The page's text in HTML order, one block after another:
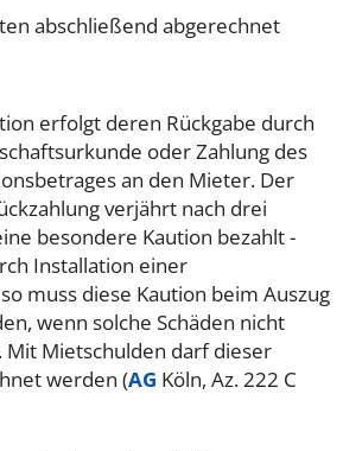
abschließend abgerechnet
erfolgt deren Rückgabe durch
oder Zahlung des
an den Mieter. Der
verjährt nach drei
besondere Kaution bezahlt -
Installation einer
muss diese Kaution beim Auszug
wenn solche Schäden nicht
Mietschulden darf dieser
werden (AG Köln, Az. 222 C